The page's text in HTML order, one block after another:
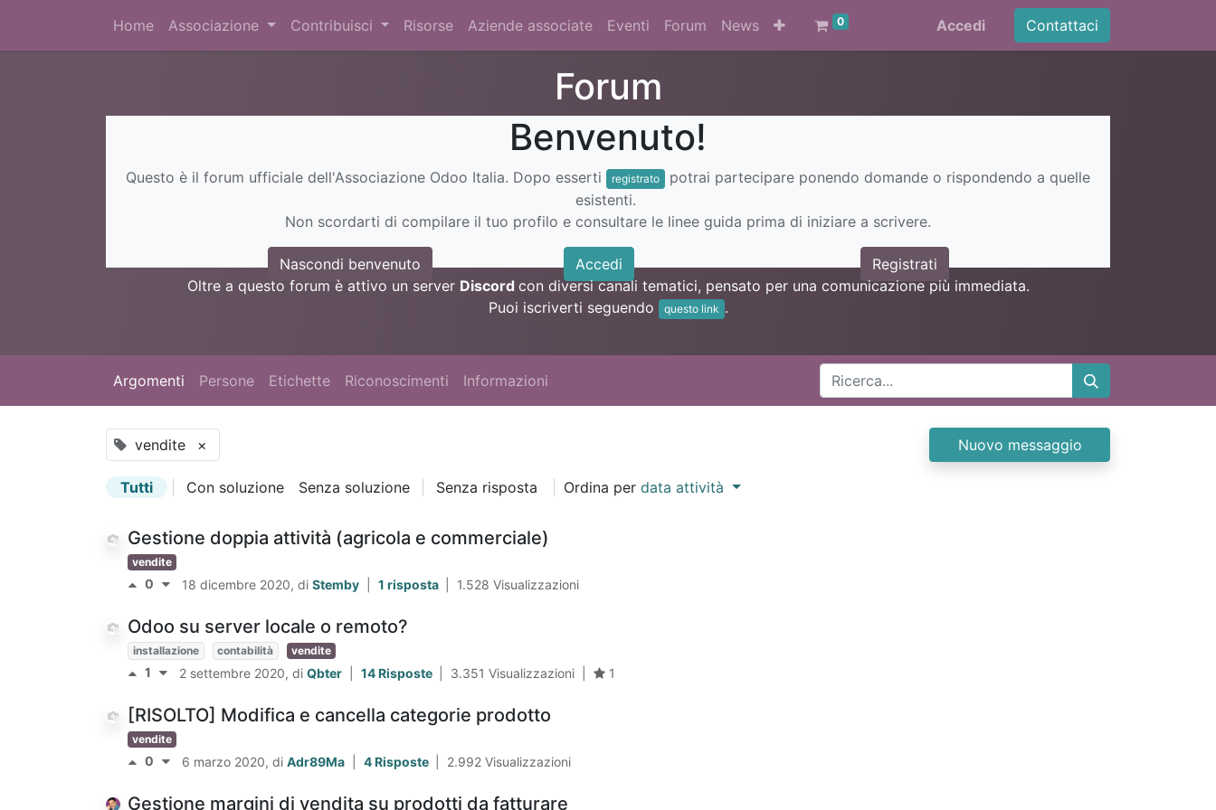
Home Associazione Contribuisci Risorse Aziende associate Eventi Forum News 0 Accedi Contattaci
Forum
Benvenuto!
Questo è il forum ufficiale dell'Associazione Odoo Italia. Dopo esserti registrato
potrai partecipare ponendo domande o rispondendo a quelle
esistenti.
Non scordarti di compilare il tuo profilo e consultare le linee guida prima di iniziare a scrivere.
Nascondi benvenuto Accedi
Registrati
Oltre a questo forum è attivo un server Discord con diversi canali tematici, pensato per una comunicazione più immediata.
Puoi iscriverti seguendo
questo link .
Argomenti Persone Etichette Riconoscimenti Informazioni
vendite × Nuovo messaggio
Tutti Con soluzione Senza soluzione Senza risposta Ordina per data attività
Gestione doppia attività (agricola e commerciale)
vendite
0 18 dicembre 2020, di Stemby 1 risposta 1.528 Visualizzazioni
Odoo su server locale o remoto?
installazione contabilità vendite
1 2 settembre 2020, di Qbter 14 Risposte 3.351 Visualizzazioni 1
[RISOLTO] Modifica e cancella categorie prodotto
vendite
0 6 marzo 2020, di Adr89Ma 4 Risposte 2.992 Visualizzazioni
Gestione margini di vendita su prodotti da fatturare